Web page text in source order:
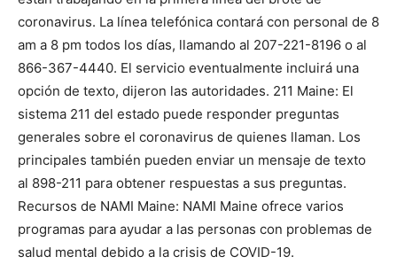
coronavirus. La línea telefónica contará con personal de 8
am a 8 pm todos los días, llamando al 207-221-8196 o al
866-367-4440. El servicio eventualmente incluirá una
opción de texto, dijeron las autoridades. 211 Maine: El
sistema 211 del estado puede responder preguntas
generales sobre el coronavirus de quienes llaman. Los
principales también pueden enviar un mensaje de texto
al 898-211 para obtener respuestas a sus preguntas.
Recursos de NAMI Maine: NAMI Maine ofrece varios
programas para ayudar a las personas con problemas de
salud mental debido a la crisis de COVID-19.